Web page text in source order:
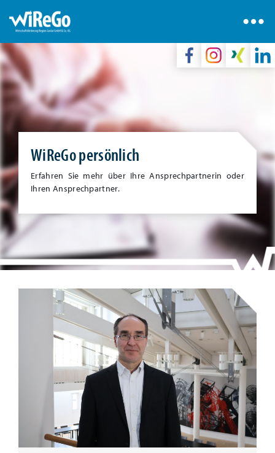
WiReGo persönlich
Erfahren Sie mehr über Ihre Ansprechpartnerin oder
Ihren Ansprechpartner.